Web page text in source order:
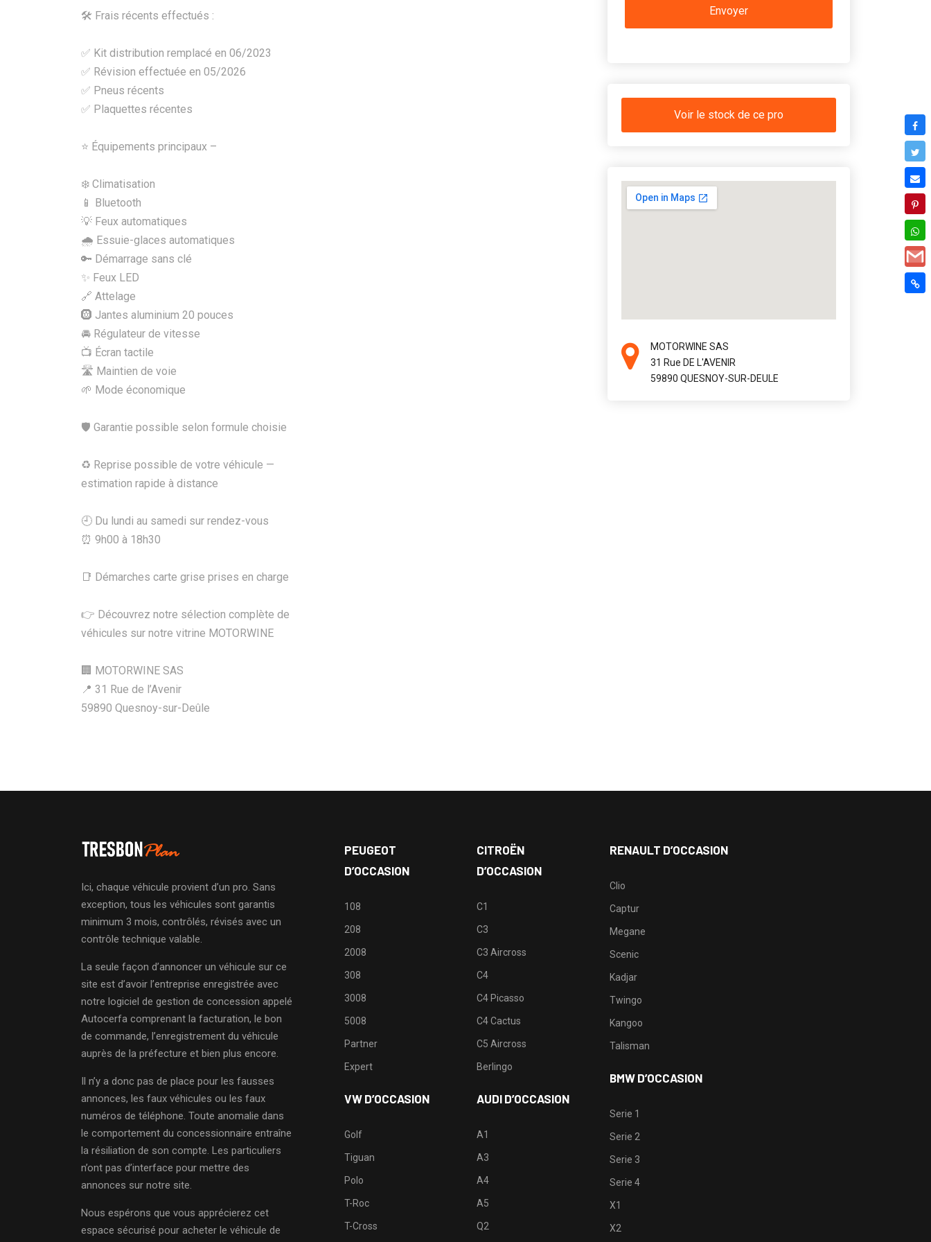
🛠️ Frais récents effectués :
✅ Kit distribution remplacé en 06/2023
✅ Révision effectuée en 05/2026
✅ Pneus récents
✅ Plaquettes récentes
⭐ Équipements principaux –
❄️ Climatisation
📱 Bluetooth
💡 Feux automatiques
🌧️ Essuie-glaces automatiques
🔑 Démarrage sans clé
✨ Feux LED
🔗 Attelage
🛞 Jantes aluminium 20 pouces
🚘 Régulateur de vitesse
📺 Écran tactile
🛣️ Maintien de voie
🌱 Mode économique
🛡️ Garantie possible selon formule choisie
♻️ Reprise possible de votre véhicule —
estimation rapide à distance
🕘 Du lundi au samedi sur rendez-vous
⏰ 9h00 à 18h30
📑 Démarches carte grise prises en charge
👉 Découvrez notre sélection complète de
véhicules sur notre vitrine MOTORWINE
🏢 MOTORWINE SAS
📍 31 Rue de l’Avenir
59890 Quesnoy-sur-Deûle
Voir le stock de ce pro
MOTORWINE SAS
31 Rue DE L'AVENIR
59890 QUESNOY-SUR-DEULE
Ici, chaque véhicule provient d’un pro. Sans
exception, tous les véhicules sont garantis
minimum 3 mois, contrôlés, révisés avec un
contrôle technique valable.
La seule façon d’annoncer un véhicule sur ce
site est d’avoir l’entreprise enregistrée avec
notre logiciel de gestion de concession appelé
Autocerfa comprenant la facturation, le bon
de commande, l’enregistrement du véhicule
auprès de la préfecture et bien plus encore.
Il n’y a donc pas de place pour les fausses
annonces, les faux véhicules ou les faux
numéros de téléphone. Toute anomalie dans
le comportement du concessionnaire entraîne
la résiliation de son compte. Les particuliers
n’ont pas d’interface pour mettre des
annonces sur notre site.
Nous espérons que vous apprécierez cet
espace sécurisé pour acheter le véhicule de
PEUGEOT
D’OCCASION
108
208
2008
308
3008
5008
Partner
Expert
VW D’OCCASION
Golf
Tiguan
Polo
T-Roc
T-Cross
CITROËN
D’OCCASION
C1
C3
C3 Aircross
C4
C4 Picasso
C4 Cactus
C5 Aircross
Berlingo
AUDI D’OCCASION
A1
A3
A4
A5
Q2
RENAULT D’OCCASION
Clio
Captur
Megane
Scenic
Kadjar
Twingo
Kangoo
Talisman
BMW D’OCCASION
Serie 1
Serie 2
Serie 3
Serie 4
X1
X2